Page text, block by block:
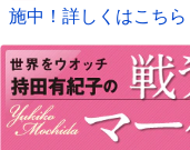
施中！詳しくはこちら